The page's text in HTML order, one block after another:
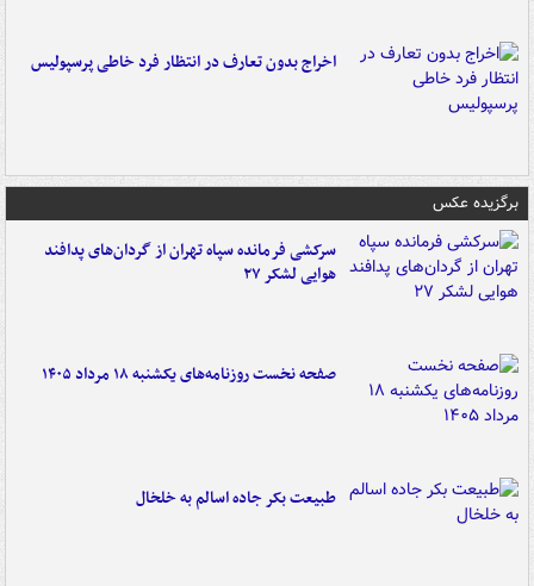
اخراج بدون تعارف در انتظار فرد خاطی پرسپولیس
برگزیده عکس
سرکشی فرمانده سپاه تهران از گردان‌های پدافند
هوایی لشکر ۲۷
صفحه نخست روزنامه‌های یکشنبه ۱۸ مرداد ۱۴۰۵
طبیعت بکر جاده اسالم به خلخال